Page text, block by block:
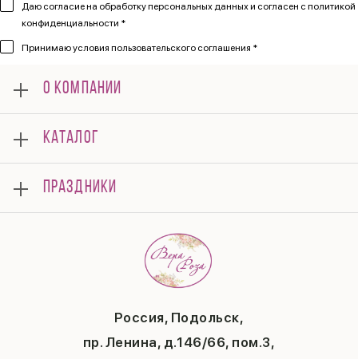
Даю согласие на обработку персональных данных и согласен с политикой
конфиденциальности *
Принимаюусловия пользовательского соглашения *
Россия, Подольск,
пр. Ленина, д.146/66, пом.3,
О КОМПАНИИ
Мероприятия
Корпоративным клиентам
Оплата
Доставка
Отзывы
Политика конфиденциальности
КАТАЛОГ
Композиции
Подарки
ПРАЗДНИКИ
Последний звонок